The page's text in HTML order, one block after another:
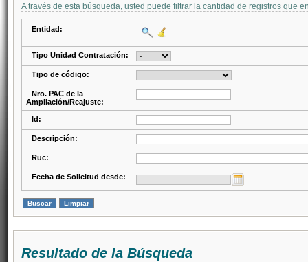
A través de esta búsqueda, usted puede filtrar la cantidad de registros que
Entidad:
Tipo Unidad Contratación:
Tipo de código:
Nro. PAC de la
Ampliación/Reajuste:
Id:
Descripción:
Ruc:
Fecha de Solicitud desde:
Resultado de la Búsqueda